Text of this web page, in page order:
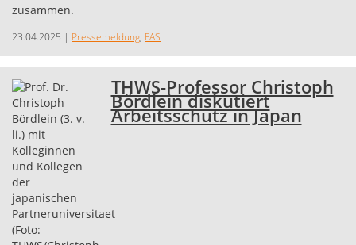
23.04.2025 | Pressemeldung, FAS
THWS-Professor Christoph
Bördlein diskutiert
Arbeitsschutz in Japan